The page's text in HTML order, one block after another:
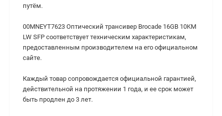
путём.
00MNEYT7623 Оптический трансивер Brocade 16GB 10KM
LW SFP cоответствует техническим характеристикам,
предоставленным производителем на его официальном
сайте.
Каждый товар сопровождается официальной гарантией,
действительной на протяжении 1 года, и ее срок может
быть продлен до 3 лет.